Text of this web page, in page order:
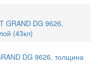
GRAND DG 9626,
(43кл)